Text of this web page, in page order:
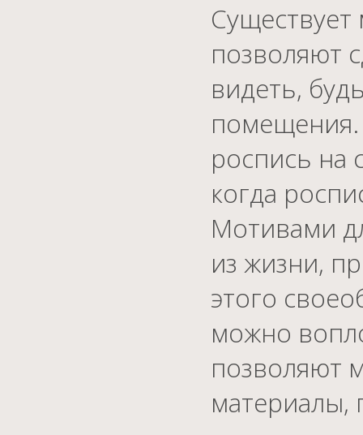
позволяют
видеть,
помещения.
роспись на
когда
Мотивами
из жизни,
этого
можно
позволяют
материалы,